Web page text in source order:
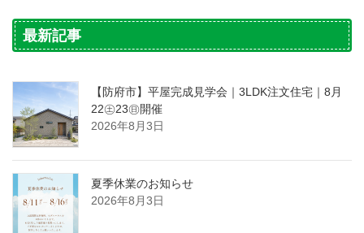
最新記事
【防府市】平屋完成見学会｜3LDK注文住宅｜8月
22㊏23㊐開催
2026年8月3日
夏季休業のお知らせ
2026年8月3日